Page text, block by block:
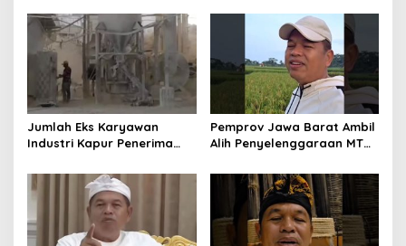
Percepat Pertumbuhan
Ekonomi Daerah
Jumlah Eks Karyawan
Industri Kapur Penerima
Bertambah, KDM: Kita
Identifikasi
Pemprov Jawa Barat Ambil
Alih Penyelenggaraan MTQ
Jadi Tuan Rumah